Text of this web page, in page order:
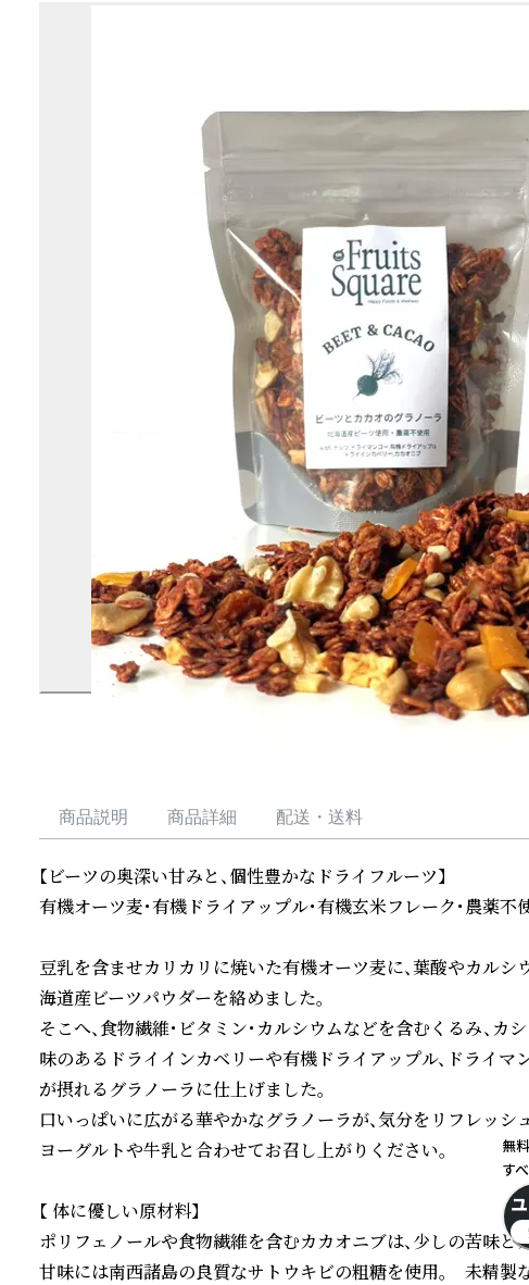
商品説明 商品詳細 配送・送料
【ビーツの奥深い甘みと、個性豊かなドライフルーツ】
有機オーツ麦・有機ドライアップル・有機玄米フレーク・農薬
豆乳を含ませカリカリに焼いた有機オーツ麦に、葉酸やカルシ
海道産ビーツパウダーを絡めました。
そこへ、食物繊維・ビタミン・カルシウムなどを含むくるみ、カ
味のあるドライインカベリーや有機ドライアップル、ドライ
が摂れるグラノーラに仕上げました。
口いっぱいに広がる華やかなグラノーラが、気分をリフレッシ
ヨーグルトや牛乳と合わせてお召し上がりください。
【 体に優しい原材料】
ポリフェノールや食物繊維を含むカカオニブは、少しの苦味と
甘味には南西諸島の良質なサトウキビの粗糖を使用。　未精製
無
す